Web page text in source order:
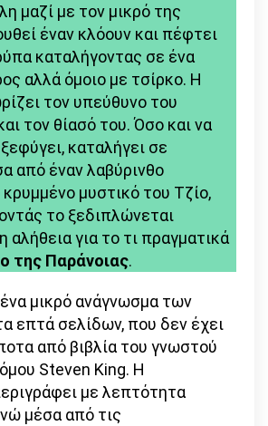
μαζί με τον μικρό της
έναν κλόουν και πέφτει
καταλήγοντας σε ένα
αλλά όμοιο με τσίρκο. Η
τον υπεύθυνο του
τον θίασό του. Όσο και να
καταλήγει σε
από έναν λαβύρινθο
κρυμμένο μυστικό του Τζίο,
το ξεδιπλώνεται
αλήθεια για το τι πραγματικά
της Παράνοιας.
ένα μικρό ανάγνωσμα των
επτά σελίδων, που δεν έχει
από βιβλία του γνωστού
Steven King. Η
με λεπτότητα
μέσα από τις